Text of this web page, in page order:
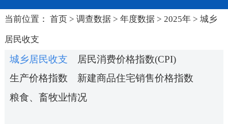
当前位置： 首页> 调查数据> 年度数据> 2025年> 城乡
居民收支
城乡居民收支
居民消费价格指数(CPI)
生产价格指数
新建商品住宅销售价格指数
粮食、畜牧业情况